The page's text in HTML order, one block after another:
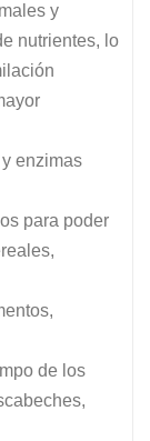
y
nutrientes, lo
enzimas
para poder
de los